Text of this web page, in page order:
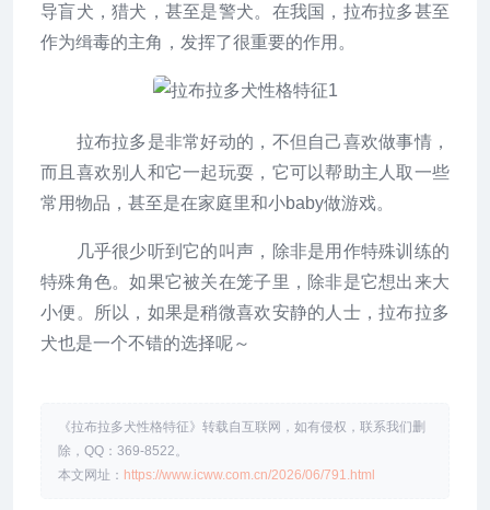
导盲犬，猎犬，甚至是警犬。在我国，拉布拉多甚至
作为缉毒的主角，发挥了很重要的作用。
拉布拉多是非常好动的，不但自己喜欢做事情，
而且喜欢别人和它一起玩耍，它可以帮助主人取一些
常用物品，甚至是在家庭里和小baby做游戏。
几乎很少听到它的叫声，除非是用作特殊训练的
特殊角色。如果它被关在笼子里，除非是它想出来大
小便。所以，如果是稍微喜欢安静的人士，拉布拉多
犬也是一个不错的选择呢～
《拉布拉多犬性格特征》转载自互联网，如有侵权，联系我们删
除，QQ：369-8522。
本文网址： https://www.icww.com.cn/2026/06/791.html